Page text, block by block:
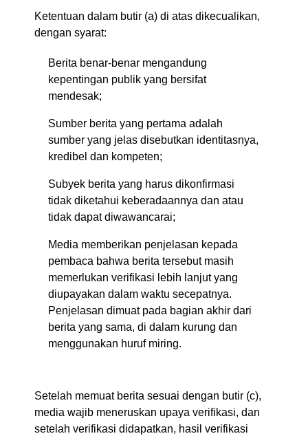
Ketentuan dalam butir (a) di atas dikecualikan,
dengan syarat:
Berita benar-benar mengandung
kepentingan publik yang bersifat
mendesak;
Sumber berita yang pertama adalah
sumber yang jelas disebutkan identitasnya,
kredibel dan kompeten;
Subyek berita yang harus dikonfirmasi
tidak diketahui keberadaannya dan atau
tidak dapat diwawancarai;
Media memberikan penjelasan kepada
pembaca bahwa berita tersebut masih
memerlukan verifikasi lebih lanjut yang
diupayakan dalam waktu secepatnya.
Penjelasan dimuat pada bagian akhir dari
berita yang sama, di dalam kurung dan
menggunakan huruf miring.
Setelah memuat berita sesuai dengan butir (c),
media wajib meneruskan upaya verifikasi, dan
setelah verifikasi didapatkan, hasil verifikasi